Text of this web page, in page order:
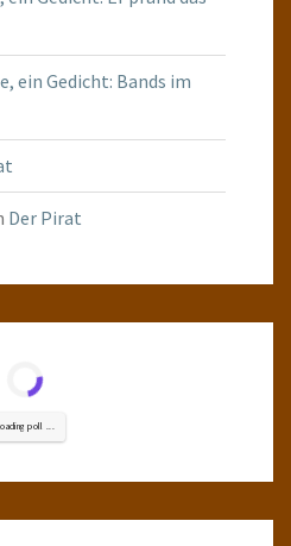
ein Gedicht: Bands im
Der Pirat
poll ...